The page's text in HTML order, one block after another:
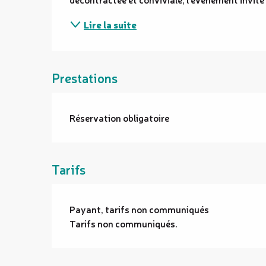
Lire la suite
Prestations
Réservation obligatoire
Tarifs
Payant, tarifs non communiqués
Tarifs non communiqués.